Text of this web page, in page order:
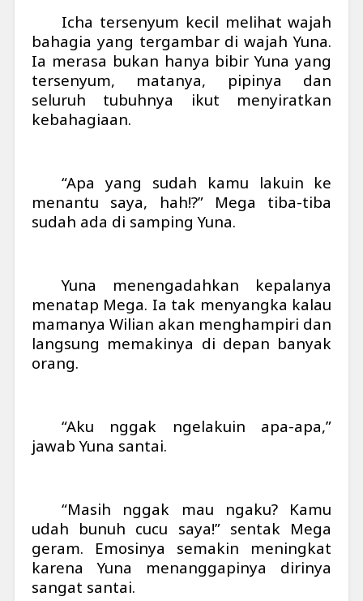
Icha tersenyum kecil melihat wajah
bahagia yang tergambar di wajah Yuna.
Ia merasa bukan hanya bibir Yuna yang
tersenyum, matanya, pipinya dan
seluruh tubuhnya ikut menyiratkan
kebahagiaan.
“Apa yang sudah kamu lakuin ke
menantu saya, hah!?” Mega tiba-tiba
sudah ada di samping Yuna.
Yuna menengadahkan kepalanya
menatap Mega. Ia tak menyangka kalau
mamanya Wilian akan menghampiri dan
langsung memakinya di depan banyak
orang.
“Aku nggak ngelakuin apa-apa,”
jawab Yuna santai.
“Masih nggak mau ngaku? Kamu
udah bunuh cucu saya!” sentak Mega
geram. Emosinya semakin meningkat
karena Yuna menanggapinya dirinya
sangat santai.